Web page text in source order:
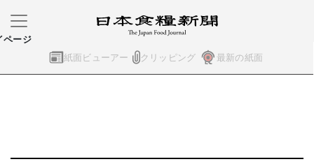
紙面ビューアー クリッピング 最新の紙面
ページ